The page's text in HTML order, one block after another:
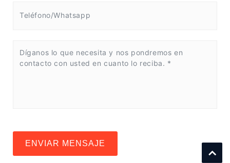
ENVIAR MENSAJE